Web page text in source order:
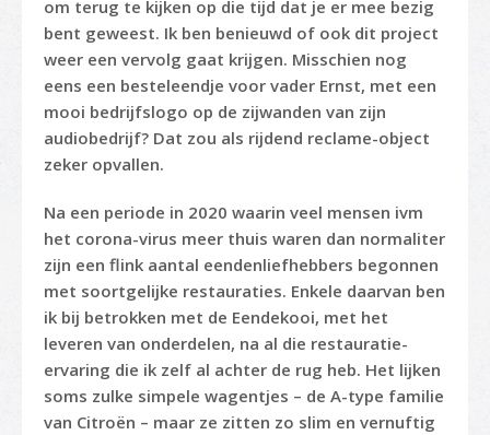
om terug te kijken op die tijd dat je er mee bezig
bent geweest. Ik ben benieuwd of ook dit project
weer een vervolg gaat krijgen. Misschien nog
eens een besteleendje voor vader Ernst, met een
mooi bedrijfslogo op de zijwanden van zijn
audiobedrijf? Dat zou als rijdend reclame-object
zeker opvallen.
Na een periode in 2020 waarin veel mensen ivm
het corona-virus meer thuis waren dan normaliter
zijn een flink aantal eendenliefhebbers begonnen
met soortgelijke restauraties. Enkele daarvan ben
ik bij betrokken met de Eendekooi, met het
leveren van onderdelen, na al die restauratie-
ervaring die ik zelf al achter de rug heb. Het lijken
soms zulke simpele wagentjes – de A-type familie
van Citroën – maar ze zitten zo slim en vernuftig